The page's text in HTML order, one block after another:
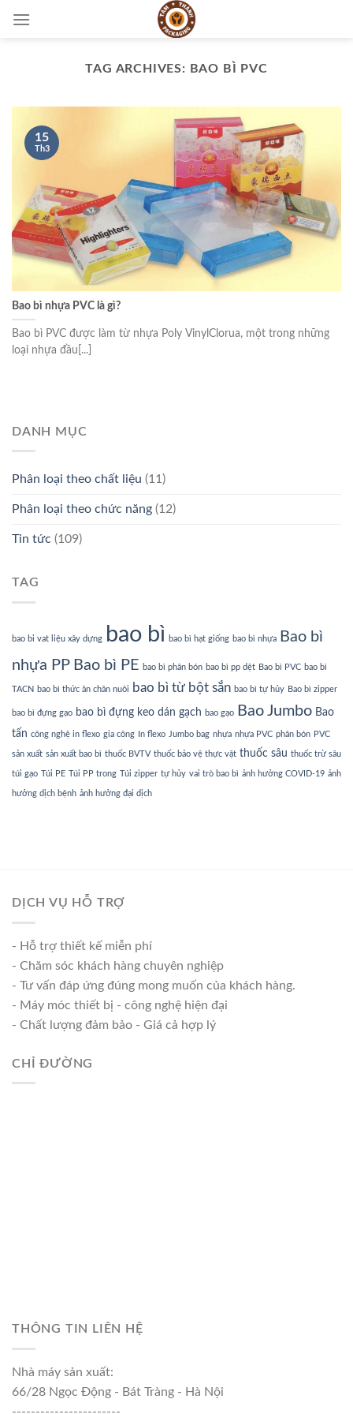
TAG ARCHIVES:
BAO BÌ PVC
Bao bì nhựa PVC là gì?
Bao bì PVC được làm từ nhựa Poly VinylClorua, một trong những
loại nhựa đầu[...]
15
Th3
DANH MỤC
Phân loại theo chất liệu (11)
Phân loại theo chức năng (12)
Tin tức (109)
TAG
bao bi vat liệu xây dựng bao bì bao bì hạt giống bao bì nhựa
Bao bì
nhựa PP Bao bì PE bao bì phân bón bao bì pp dệt Bao bì PVC bao bì
TACN bao bì thức ăn chăn nuôi bao bì từ bột sắn bao bì tự hủy Bao bì zipper
bao bì đựng gạo bao bì đựng keo dán gạch bao gạo Bao Jumbo Bao
tấn công nghệ in flexo gia công In flexo Jumbo bag nhựa nhựa PVC phân bón PVC
sản xuất sản xuất bao bì thuốc BVTV thuốc bảo vệ thực vật thuốc sâu thuốc trừ sâu
túi gạo Túi PE Túi PP trong Túi zipper tự hủy vai trò bao bì ảnh hưởng COVID-19 ảnh
hưởng dịch bệnh ảnh hưởng đại dịch
DỊCH VỤ HỖ TRỢ
- Hỗ trợ thiết kế miễn phí
- Chăm sóc khách hàng chuyên nghiệp
- Tư vấn đáp ứng đúng mong muốn của khách hàng.
- Máy móc thiết bị - công nghệ hiện đại
- Chất lượng đảm bảo - Giá cả hợp lý
CHỈ ĐƯỜNG
THÔNG TIN LIÊN HỆ
Nhà máy sản xuất:
66/28 Ngọc Động - Bát Tràng - Hà Nội
-----------------------